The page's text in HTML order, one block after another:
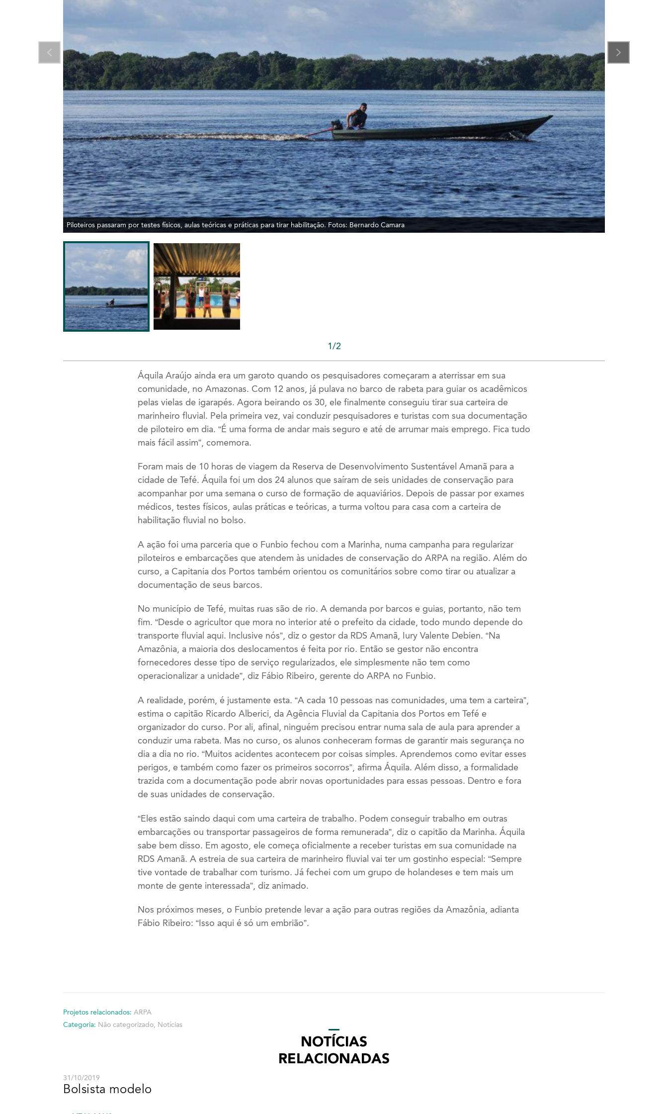
Piloteiros passaram por testes físicos, aulas teóricas e práticas para tirar habilitação. Fotos: Bernardo Camara
1/2
Áquila Araújo ainda era um garoto quando os pesquisadores começaram a aterrissar em sua
comunidade, no Amazonas. Com 12 anos, já pulava no barco de rabeta para guiar os acadêmicos
pelas vielas de igarapés. Agora beirando os 30, ele finalmente conseguiu tirar sua carteira de
marinheiro fluvial. Pela primeira vez, vai conduzir pesquisadores e turistas com sua documentação
de piloteiro em dia. “É uma forma de andar mais seguro e até de arrumar mais emprego. Fica tudo
mais fácil assim”, comemora.
Foram mais de 10 horas de viagem da Reserva de Desenvolvimento Sustentável Amanã para a
cidade de Tefé. Áquila foi um dos 24 alunos que saíram de seis unidades de conservação para
acompanhar por uma semana o curso de formação de aquaviários. Depois de passar por exames
médicos, testes físicos, aulas práticas e teóricas, a turma voltou para casa com a carteira de
habilitação fluvial no bolso.
A ação foi uma parceria que o Funbio fechou com a Marinha, numa campanha para regularizar
piloteiros e embarcações que atendem às unidades de conservação do ARPA na região. Além do
curso, a Capitania dos Portos também orientou os comunitários sobre como tirar ou atualizar a
documentação de seus barcos.
No município de Tefé, muitas ruas são de rio. A demanda por barcos e guias, portanto, não tem
fim. “Desde o agricultor que mora no interior até o prefeito da cidade, todo mundo depende do
transporte fluvial aqui. Inclusive nós”, diz o gestor da RDS Amanã, Iury Valente Debien. “Na
Amazônia, a maioria dos deslocamentos é feita por rio. Então se gestor não encontra
fornecedores desse tipo de serviço regularizados, ele simplesmente não tem como
operacionalizar a unidade”, diz Fábio Ribeiro, gerente do ARPA no Funbio.
A realidade, porém, é justamente esta. “A cada 10 pessoas nas comunidades, uma tem a carteira”,
estima o capitão Ricardo Alberici, da Agência Fluvial da Capitania dos Portos em Tefé e
organizador do curso. Por ali, afinal, ninguém precisou entrar numa sala de aula para aprender a
conduzir uma rabeta. Mas no curso, os alunos conheceram formas de garantir mais segurança no
dia a dia no rio. “Muitos acidentes acontecem por coisas simples. Aprendemos como evitar esses
perigos, e também como fazer os primeiros socorros”, afirma Áquila. Além disso, a formalidade
trazida com a documentação pode abrir novas oportunidades para essas pessoas. Dentro e fora
de suas unidades de conservação.
“Eles estão saindo daqui com uma carteira de trabalho. Podem conseguir trabalho em outras
embarcações ou transportar passageiros de forma remunerada”, diz o capitão da Marinha. Áquila
sabe bem disso. Em agosto, ele começa oficialmente a receber turistas em sua comunidade na
RDS Amanã. A estreia de sua carteira de marinheiro fluvial vai ter um gostinho especial: “Sempre
tive vontade de trabalhar com turismo. Já fechei com um grupo de holandeses e tem mais um
monte de gente interessada”, diz animado.
Nos próximos meses, o Funbio pretende levar a ação para outras regiões da Amazônia, adianta
Fábio Ribeiro: “Isso aqui é só um embrião”.
Projetos relacionados: ARPA
Categoria: Não categorizado, Notícias
NOTÍCIAS
RELACIONADAS
31/10/2019
Bolsista modelo